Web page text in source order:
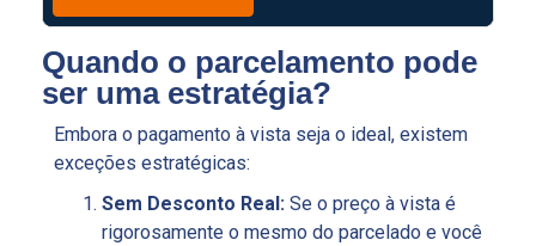
Quando o parcelamento pode
ser uma estratégia?
Embora o pagamento à vista seja o ideal, existem
exceções estratégicas:
Sem Desconto Real: Se o preço à vista é
rigorosamente o mesmo do parcelado e você